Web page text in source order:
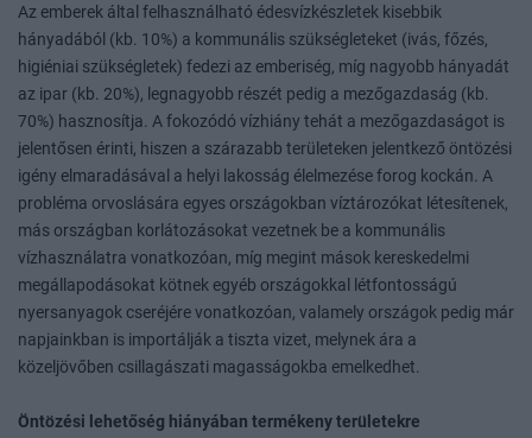
Az emberek által felhasználható édesvízkészletek kisebbik
hányadából (kb. 10%) a kommunális szükségleteket (ivás, főzés,
higiéniai szükségletek) fedezi az emberiség, míg nagyobb hányadát
az ipar (kb. 20%), legnagyobb részét pedig a mezőgazdaság (kb.
70%) hasznosítja. A fokozódó vízhiány tehát a mezőgazdaságot is
jelentősen érinti, hiszen a szárazabb területeken jelentkező öntözési
igény elmaradásával a helyi lakosság élelmezése forog kockán. A
probléma orvoslására egyes országokban víztározókat létesítenek,
más országban korlátozásokat vezetnek be a kommunális
vízhasználatra vonatkozóan, míg megint mások kereskedelmi
megállapodásokat kötnek egyéb országokkal létfontosságú
nyersanyagok cseréjére vonatkozóan, valamely országok pedig már
napjainkban is importálják a tiszta vizet, melynek ára a
közeljövőben csillagászati magasságokba emelkedhet.
Öntözési lehetőség hiányában termékeny területekre